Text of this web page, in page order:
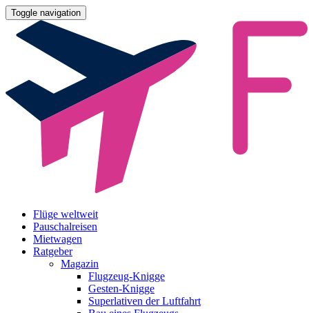
Toggle navigation
Flüge weltweit
Pauschalreisen
Mietwagen
Ratgeber
Magazin
Flugzeug-Knigge
Gesten-Knigge
Superlativen der Luftfahrt